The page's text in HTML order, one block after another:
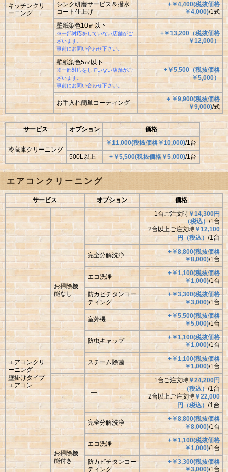
キッチンクリ
ーニング
シンク研磨サービス＆撥水
コート仕上げ
+￥4,400(税抜価格
￥4,000)/1式
壁紙染色10㎡以下
※一部対応をしていない店舗がご
ざいます。
事前にお問い合わせ下さい。
+￥13,200（税抜価格
￥12,000）
壁紙染色5㎡以下
※一部対応をしていない店舗がご
ざいます。
事前にお問い合わせ下さい。
+￥5,500（税抜価格
￥5,000）
お手入れ簡単コーティング
＋￥9,900(税抜価格
￥9,000)/式
サービス オプション 価格
冷蔵庫クリーニング
― ￥11,000(税抜価格￥10,000)/1台
500L以上
+￥5,500(税抜価格￥5,000)/1台
エアコンクリーニング
サービス オプション 価格
エアコンクリ
ーニング
壁掛けタイプ
エアコン
お掃除機
能なし
―
1台ご注文時￥14,300円
（税込）/1台
2台以上ご注文時￥12,100
円（税込） /1台
完全分解洗浄
+￥8,800(税抜価格
￥8,000)/1台
エコ洗浄
+￥1,100(税抜価格
￥1,000)/1台
防カビチタンコー
ティング
+￥3,300(税抜価格
￥3,000)/1台
室外機
+￥5,500(税抜価格
￥5,000)/1台
防虫キャップ
+￥1,100(税抜価格
￥1,000)/1台
スチーム除菌
+￥1,100(税抜価格
￥1,000)/1台
お掃除機
能付き
―
1台ご注文時￥24,200円
（税込）/1台
2台以上ご注文時￥22,000
円（税込） /1台
完全分解洗浄
+￥8,800(税抜価格
￥8,000)/1台
エコ洗浄
+￥1,100(税抜価格
￥1,000)/1台
防カビチタンコー
ティング
+￥3,300(税抜価格
￥3,000)/1台